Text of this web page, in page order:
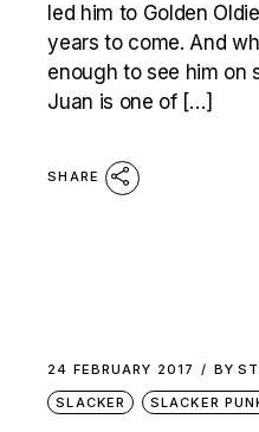
led him to Golden
years to come. And
enough to see him on
Juan is one of […]
SHARE
24 FEBRUARY 2017 BY
SLACKER
SLACKER